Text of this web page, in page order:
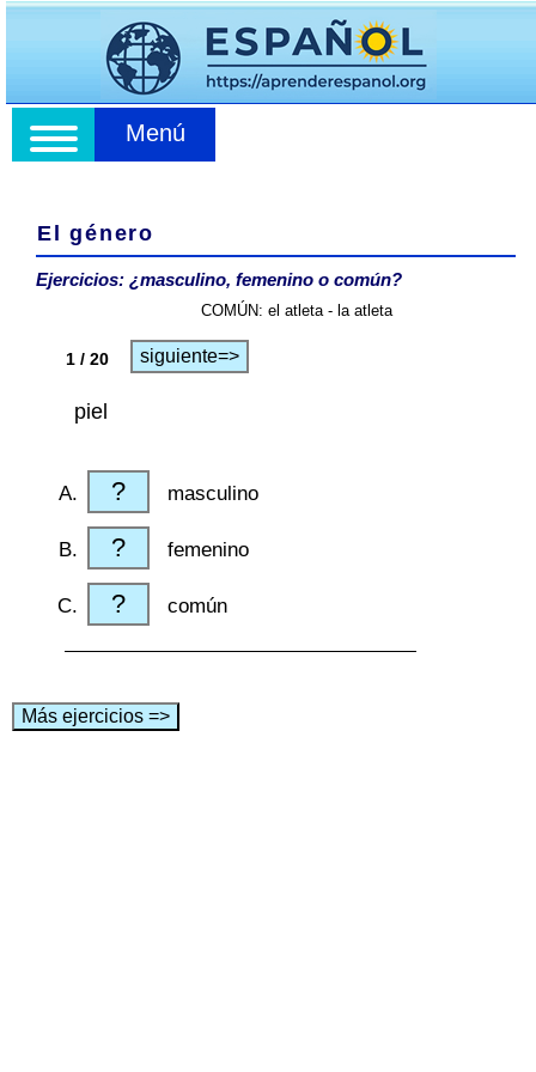
Menú
El género
Ejercicios: ¿masculino, femenino o común?
COMÚN: el atleta - la atleta
1 / 20 siguiente=>
piel
? masculino
? femenino
? común
Más ejercicios =>